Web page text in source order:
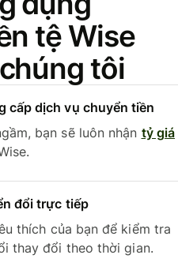
tệ Wise
tôi
cấp dịch vụ chuyển tiền
bạn sẽ luôn nhận tỷ giá
đổi trực tiếp
thích của bạn để kiểm tra
thay đổi theo thời gian.